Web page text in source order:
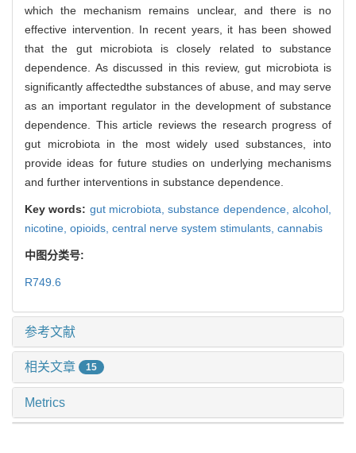
which the mechanism remains unclear, and there is no
effective intervention. In recent years, it has been showed
that the gut microbiota is closely related to substance
dependence. As discussed in this review, gut microbiota is
significantly affectedthe substances of abuse, and may serve
as an important regulator in the development of substance
dependence. This article reviews the research progress of
gut microbiota in the most widely used substances, into
provide ideas for future studies on underlying mechanisms
and further interventions in substance dependence.
Key words: gut microbiota,substance dependence,alcohol,
nicotine, opioids, central nerve system stimulants, cannabis
中图分类号:
R749.6
参考文献
相关文章 15
Metrics